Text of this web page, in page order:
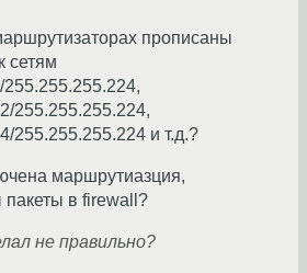
прописаны
сетям
255.255.255.224,
255.255.255.224 и т.д.?
маршрутиазция,
в firewall?
не правильно?